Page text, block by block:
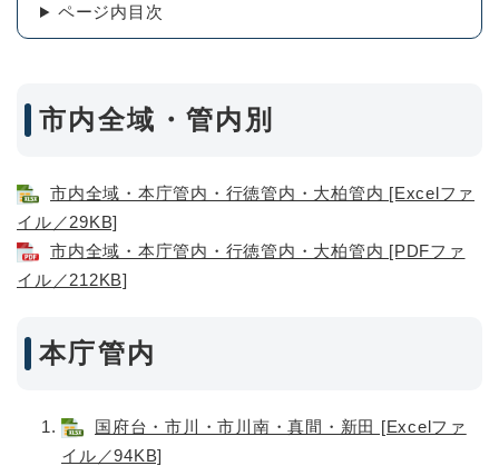
ページ内目次
市内全域・管内別
市内全域・本庁管内・行徳管内・大柏管内 [Excelファ
イル／29KB]
市内全域・本庁管内・行徳管内・大柏管内 [PDFファ
イル／212KB]
本庁管内
国府台・市川・市川南・真間・新田 [Excelファ
イル／94KB]